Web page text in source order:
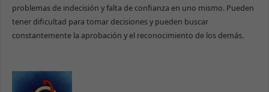
problemas de indecisión y falta de confianza en uno mismo. Pueden
tener dificultad para tomar decisiones y pueden buscar
constantemente la aprobación y el reconocimiento de los demás.